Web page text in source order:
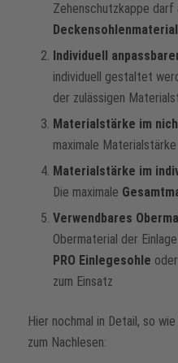
Zehenschutzkappe darf
Deckensohlenmaterial
Individuell
individuell gestaltet
der zulässigen
Materialstärke im
maximale
Materialstärke im
Die maximale
Verwendbares
Obermaterial der
PRO Einlegesohle
zum Einsatz
Hier nochmal in Detail, so
zum Nachlesen: